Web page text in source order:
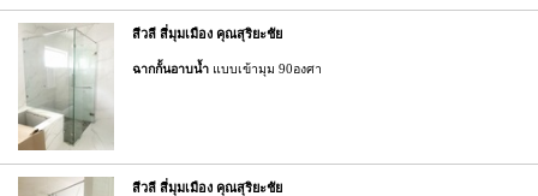
สีวลี สี่มุมเมือง คุณสุริยะชัย
ฉากกั้นอาบน้ำ แบบเข้ามุม 90องศา
สีวลี สี่มุมเมือง คุณสุริยะชัย